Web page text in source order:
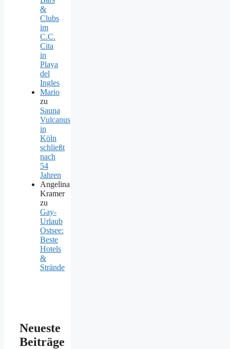
&
Clubs
im
C.C.
Cita
in
Playa
del
Ingles
Mario
zu
Sauna
Vulcanus
in
Köln
schließt
nach
54
Jahren
Angelina
Kramer
zu
Gay-
Urlaub
Ostsee:
Beste
Hotels
&
Strände
Neueste
Beiträge